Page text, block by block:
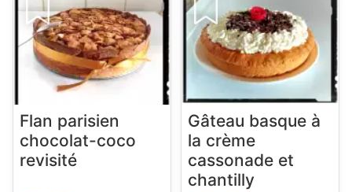
Flan parisien
chocolat-coco
revisité
Gâteau basque à
la crème
cassonade et
chantilly